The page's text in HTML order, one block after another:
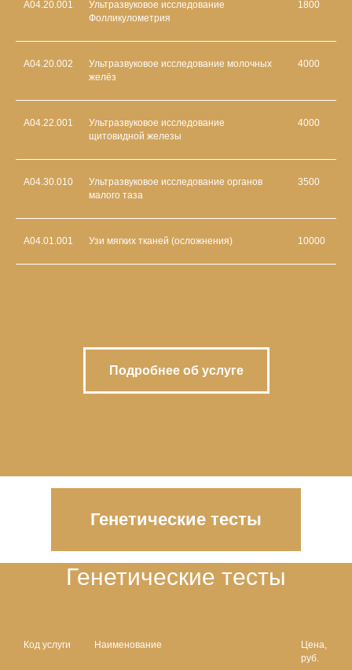
А04.20.001
Ультразвуковое исследование
Фолликулометрия
1800
А04.20.002
Ультразвуковое исследование молочных
желёз
4000
А04.22.001
Ультразвуковое исследование
щитовидной железы
4000
А04.30.010
Ультразвуковое исследование органов
малого таза
3500
А04.01.001 Узи мягких тканей (осложнения) 10000
Подробнее об услуге
Генетические тесты
Генетические тесты
Код услуги Наименование
Цена,
руб.